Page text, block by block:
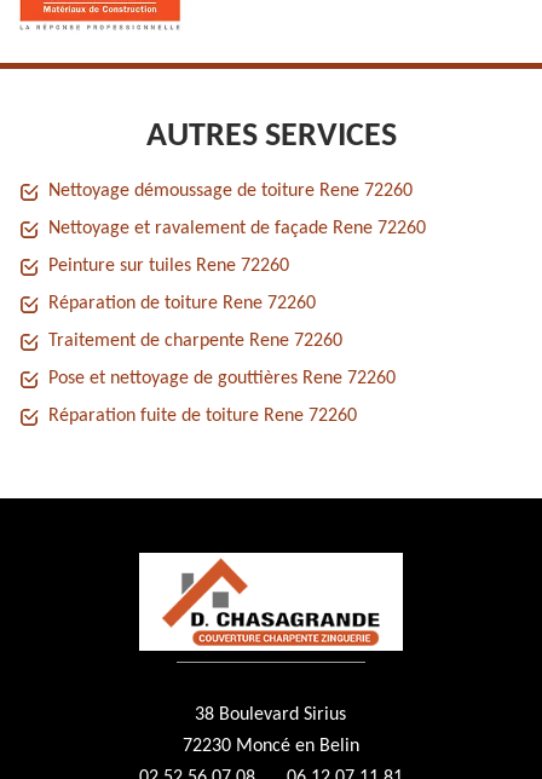
AUTRES SERVICES
Nettoyage démoussage de toiture Rene 72260
Nettoyage et ravalement de façade Rene 72260
Peinture sur tuiles Rene 72260
Réparation de toiture Rene 72260
Traitement de charpente Rene 72260
Pose et nettoyage de gouttières Rene 72260
Réparation fuite de toiture Rene 72260
38 Boulevard Sirius
72230 Moncé en Belin